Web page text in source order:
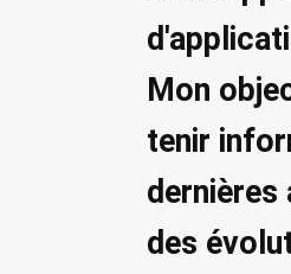
Mon
tenir
des